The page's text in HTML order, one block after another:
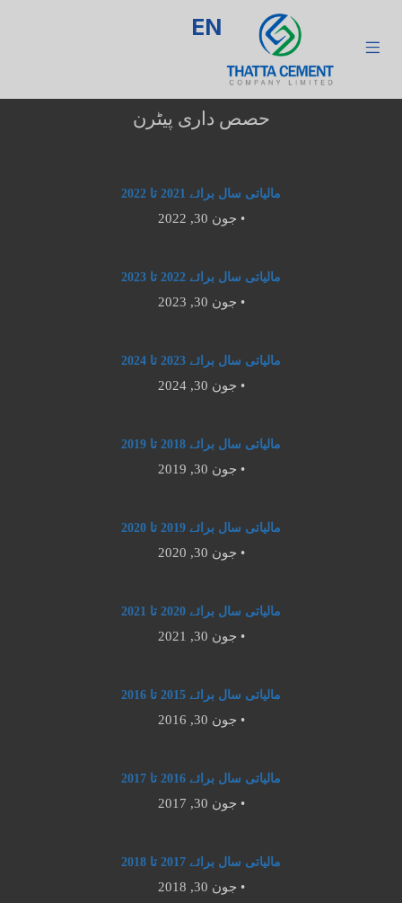
EN
حصص داری پیٹرن
مالیاتی سال برائے 2021 تا 2022
جون 30, 2022 •
مالیاتی سال برائے 2022 تا 2023
جون 30, 2023 •
مالیاتی سال برائے 2023 تا 2024
جون 30, 2024 •
مالیاتی سال برائے 2018 تا 2019
جون 30, 2019 •
مالیاتی سال برائے 2019 تا 2020
جون 30, 2020 •
مالیاتی سال برائے 2020 تا 2021
جون 30, 2021 •
مالیاتی سال برائے 2015 تا 2016
جون 30, 2016 •
مالیاتی سال برائے 2016 تا 2017
جون 30, 2017 •
مالیاتی سال برائے 2017 تا 2018
جون 30, 2018 •